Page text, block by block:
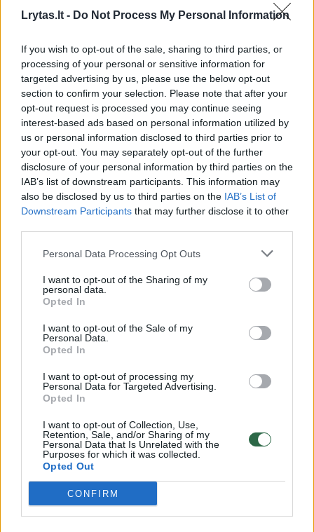
Lrytas.lt - Do Not Process My Personal Information
If you wish to opt-out of the sale, sharing to third parties, or
processing of your personal or sensitive information for
targeted advertising by us, please use the below opt-out
section to confirm your selection. Please note that after your
opt-out request is processed you may continue seeing
interest-based ads based on personal information utilized by
us or personal information disclosed to third parties prior to
your opt-out. You may separately opt-out of the further
disclosure of your personal information by third parties on the
IAB’s list of downstream participants. This information may
also be disclosed by us to third parties on the IAB’s List of
Downstream Participants that may further disclose it to other
Personal Data Processing Opt Outs
I want to opt-out of the Sharing of my
personal data.
Opted In
I want to opt-out of the Sale of my
Personal Data.
Opted In
I want to opt-out of processing my
Personal Data for Targeted Advertising.
Opted In
I want to opt-out of Collection, Use,
Retention, Sale, and/or Sharing of my
Personal Data that Is Unrelated with the
Purposes for which it was collected.
Opted Out
CONFIRM
Verslas 2014-08-07
V.Kaikario automobiliams neužtenka vietos
Bendraukime